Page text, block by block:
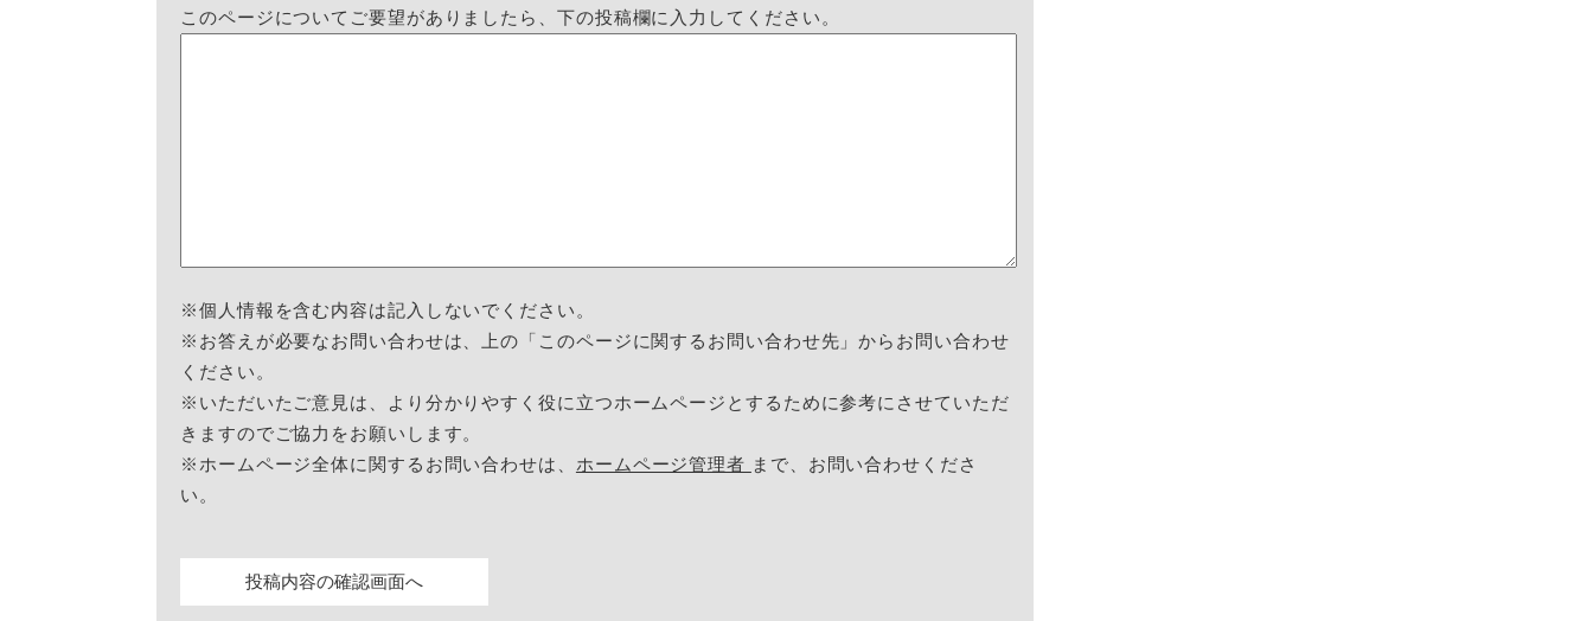
このページについてご要望がありましたら、下の投稿欄に入力してください。
※個人情報を含む内容は記入しないでください。
※お答えが必要なお問い合わせは、上の「このページに関するお問い合わせ先」からお問い合わせ
ください。
※いただいたご意見は、より分かりやすく役に立つホームページとするために参考にさせていただ
きますのでご協力をお願いします。
※ホームページ全体に関するお問い合わせは、 ホームページ管理者 まで、お問い合わせくださ
い。